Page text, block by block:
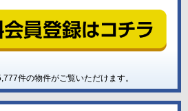
件の物件がご覧いただけます。